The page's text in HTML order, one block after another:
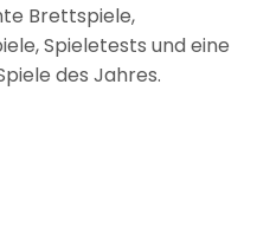
Brettspiele,
Spieletests und eine
des Jahres.